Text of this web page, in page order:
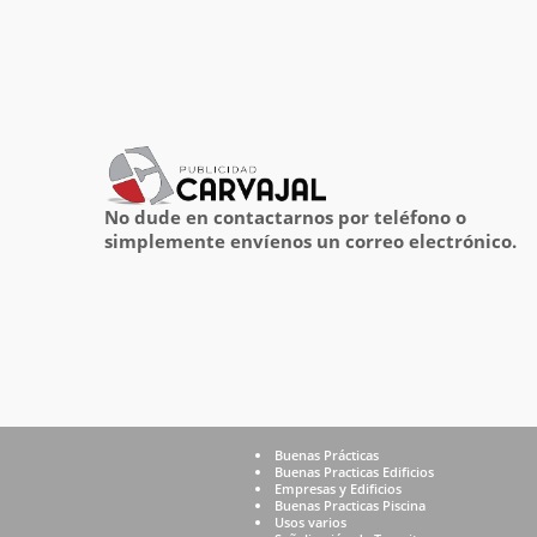
No dude en contactarnos por teléfono o
simplemente envíenos un correo electrónico.
Buenas Prácticas
Buenas Practicas Edificios
Empresas y Edificios
Buenas Practicas Piscina
Usos varios